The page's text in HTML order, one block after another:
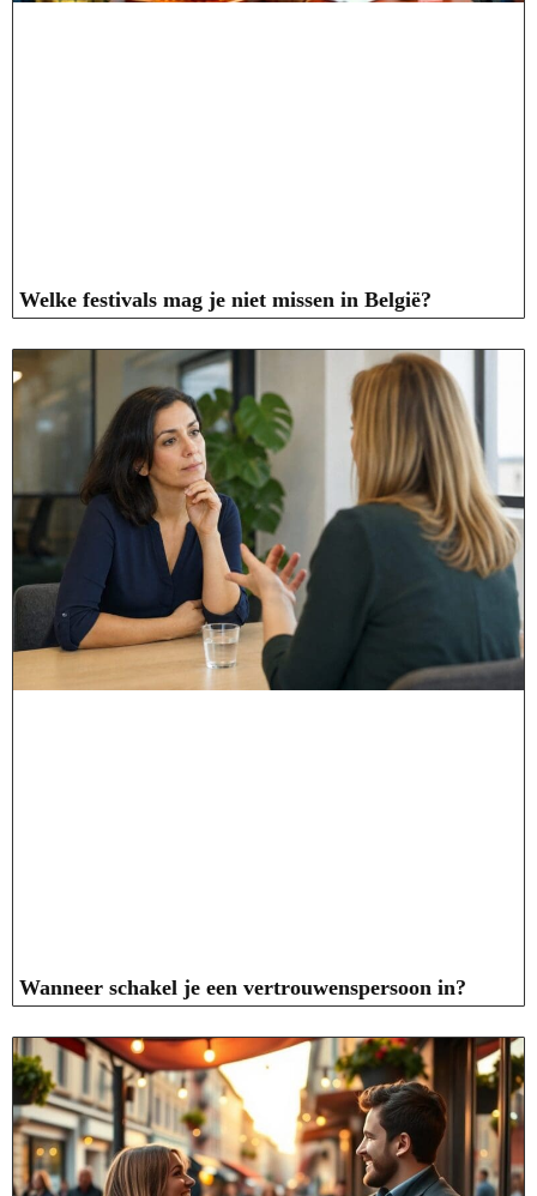
Welke festivals mag je niet missen in België?
Wanneer schakel je een vertrouwenspersoon in?